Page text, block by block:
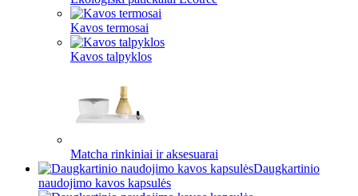
Kavos termosai
Kavos talpyklos
Matcha rinkiniai ir aksesuarai
Daugkartinio
naudojimo kavos kapsulės